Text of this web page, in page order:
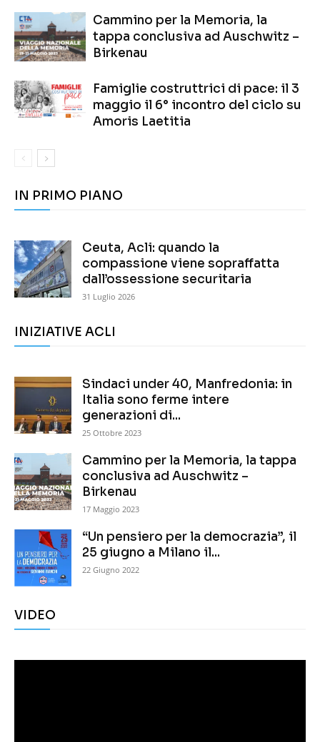
Cammino per la Memoria, la
tappa conclusiva ad Auschwitz –
Birkenau
Famiglie costruttrici di pace: il 3
maggio il 6° incontro del ciclo su
Amoris Laetitia
IN PRIMO PIANO
Ceuta, Acli: quando la
compassione viene sopraffatta
dall’ossessione securitaria
31 Luglio 2026
INIZIATIVE ACLI
Sindaci under 40, Manfredonia: in
Italia sono ferme intere
generazioni di...
25 Ottobre 2023
Cammino per la Memoria, la tappa
conclusiva ad Auschwitz –
Birkenau
17 Maggio 2023
“Un pensiero per la democrazia”, il
25 giugno a Milano il...
22 Giugno 2022
VIDEO